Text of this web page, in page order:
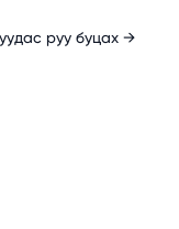
руу буцах →